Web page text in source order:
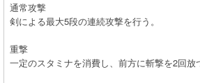
通常攻撃
剣による最大5段の連続攻撃を行う。
重撃
一定のスタミナを消費し、前方に斬撃を2回放